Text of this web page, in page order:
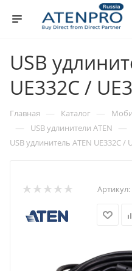
USB
UE332C /
Главная — Каталог —
— USB удлинители ATEN —
USB удлинитель ATEN UE332C /
Артикул: